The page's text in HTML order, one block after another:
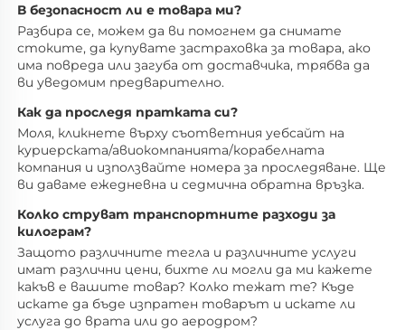
В безопасност ли е товара ми?
Разбира се, можем да ви помогнем да снимате
стоките, да купувате застраховка за товара, ако
има повреда или загуба от доставчика, трябва да
ви уведомим предварително.
Как да проследя пратката си?
Моля, кликнете върху съответния уебсайт на
куриерската/авиокомпанията/корабелната
компания и използвайте номера за проследяване. Ще
ви даваме ежедневна и седмична обратна връзка.
Колко струват транспортните разходи за
килограм?
Защото различните тегла и различните услуги
имат различни цени, бихте ли могли да ми кажете
какъв е вашите товар? Колко тежат те? Къде
искате да бъде изпратен товарът и искате ли
услуга до врата или до аеродром?